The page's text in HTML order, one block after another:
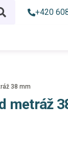
+420
38 mm
metráž